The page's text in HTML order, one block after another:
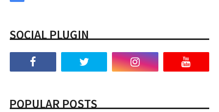
SOCIAL PLUGIN
POPULAR POSTS